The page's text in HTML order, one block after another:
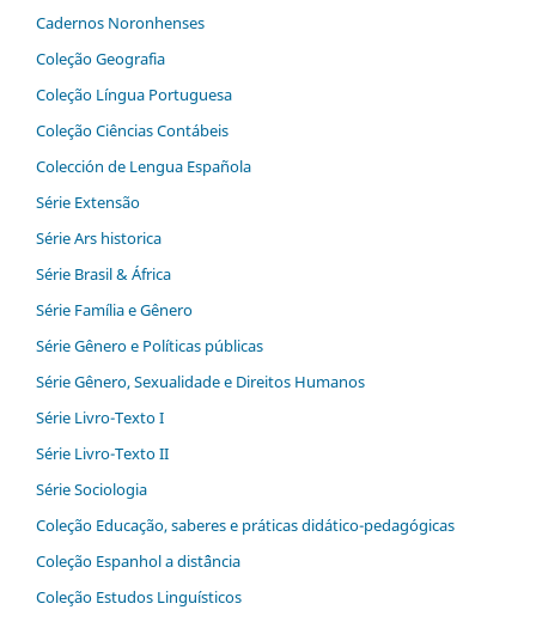
Cadernos Noronhenses
Coleção Geografia
Coleção Língua Portuguesa
Coleção Ciências Contábeis
Colección de Lengua Española
Série Extensão
Série Ars historica
Série Brasil & África
Série Família e Gênero
Série Gênero e Políticas públicas
Série Gênero, Sexualidade e Direitos Humanos
Série Livro-Texto I
Série Livro-Texto II
Série Sociologia
Coleção Educação, saberes e práticas didático-pedagógicas
Coleção Espanhol a distˆância
Coleção Estudos Linguísticos